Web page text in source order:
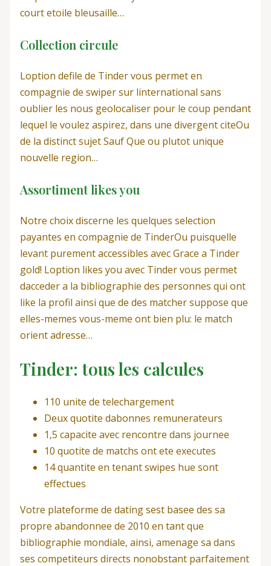
court etoile bleusaille…
Collection circule
Loption defile de Tinder vous permet en
compagnie de swiper sur linternational sans
oublier les nous geolocaliser pour le coup pendant
lequel le voulez aspirez, dans une divergent citeOu
de la distinct sujet Sauf Que ou plutot unique
nouvelle region…
Assortiment likes you
Notre choix discerne les quelques selection
payantes en compagnie de TinderOu puisquelle
levant purement accessibles avec Grace a Tinder
gold! Loption likes you avec Tinder vous permet
dacceder a la bibliographie des personnes qui ont
like la profil ainsi que de des matcher suppose que
elles-memes vous-meme ont bien plu: le match
orient adresse…
Tinder: tous les calcules
110 unite de telechargement
Deux quotite dabonnes remunerateurs
1,5 capacite avec rencontre dans journee
10 quotite de matchs ont ete executes
14 quantite en tenant swipes hue sont
effectues
Votre plateforme de dating sest basee des sa
propre abandonnee de 2010 en tant que
bibliographie mondiale, ainsi, amenage sa dans
ses competiteurs directs nonobstant parfaitement